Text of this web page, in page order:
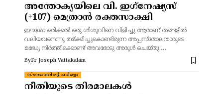
അന്തോക്യയിലെ വി. ഇഗ്‌നേഷ്യസ്
(+107) മെത്രാൻ രക്തസാക്ഷി
ഈശോ ഒരിക്കൽ ഒരു ശിശുവിനെ വിളിച്ചു ആരാണ് തങ്ങളിൽ
വലിയവനെന്നു തര്ക്കിച്ചുകൊണ്ടിരുന്ന അപ്പസ്തോലന്മാരുടെ
മദ്ധ്യേ നിർത്തിക്കൊണ്ട് അവരോടു അരുൾ ചെയ്തു:…
ByFr Joseph Vattakalam
സ്നേഹത്തിന്റെ പരിമളം
നീതിയുടെ തിരമാലകൾ